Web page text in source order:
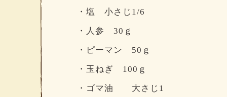
・塩 小さじ1/6
・人参 30ｇ
・ピーマン 50ｇ
・玉ねぎ 100ｇ
・ゴマ油 大さじ1